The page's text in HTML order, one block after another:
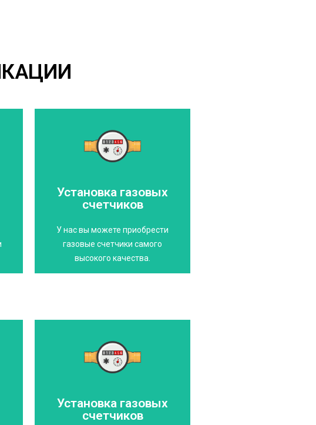
Установка газовых
счетчиков
У нас вы можете приобрести
газовые счетчики самого
высокого качества.
Счетчики газа,
соответствующие
стандартам!
Выбор качественного
газового счетчика избавит
потребления
Свяжитесь с нами
Установка газовых
счетчиков
Выбор качественного
газового счетчика избавит
потребления
Свяжитесь с нами